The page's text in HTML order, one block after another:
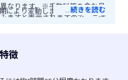
なります。※手数料等を含む最
ますと表示されますので、ご注
により変動します。
…続きを読む
徴